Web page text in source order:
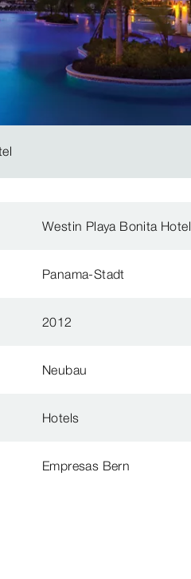
Westin Playa Bonita Hotel
Panama-Stadt
2012
Neubau
Hotels
Empresas Bern